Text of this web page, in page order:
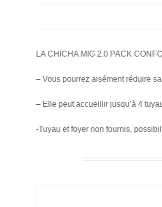
LA CHICHA MIG 2.0 PACK
– Vous pourrez aisément réduire
– Elle peut accueillir jusqu’à 4
-Tuyau et foyer non fournis,